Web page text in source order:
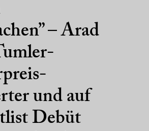
– Arad
und auf
Debüt